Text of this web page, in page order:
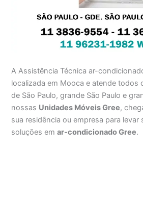
A Assistência Técnica ar-
localizada em Mooca e atende todos
de São Paulo, grande São Paulo e
nossas Unidades Móveis Gree,
sua residência ou empresa para levar
soluções emar-condicionado Gree.